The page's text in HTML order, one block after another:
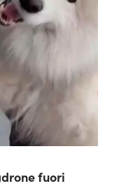
fuori